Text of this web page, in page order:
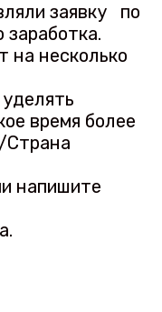
заявку по
заработка.
на несколько
время более
Страна
напишите